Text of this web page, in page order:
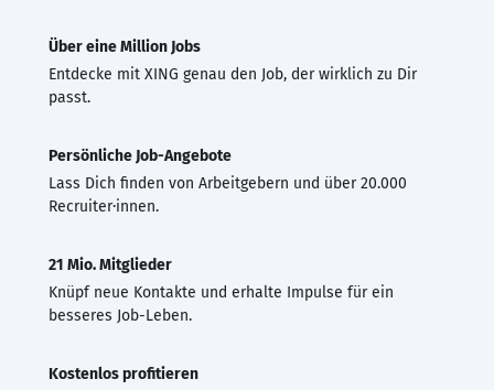
Über eine Million Jobs
Entdecke mit XING genau den Job, der wirklich zu Dir
passt.
Persönliche Job-Angebote
Lass Dich finden von Arbeitgebern und über 20.000
Recruiter·innen.
21 Mio. Mitglieder
Knüpf neue Kontakte und erhalte Impulse für ein
besseres Job-Leben.
Kostenlos profitieren